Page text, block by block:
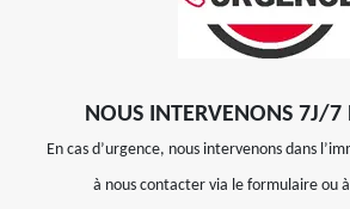
NOUS INTERVENONS 7J/
En cas d’urgence, nous intervenons dans
à nous contacter via le formulaire ou